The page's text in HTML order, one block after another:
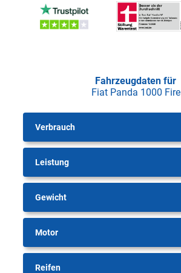
Fahrzeugdaten für
Fiat Panda 1000 Fire
Verbrauch
Leistung
Gewicht
Motor
Reifen